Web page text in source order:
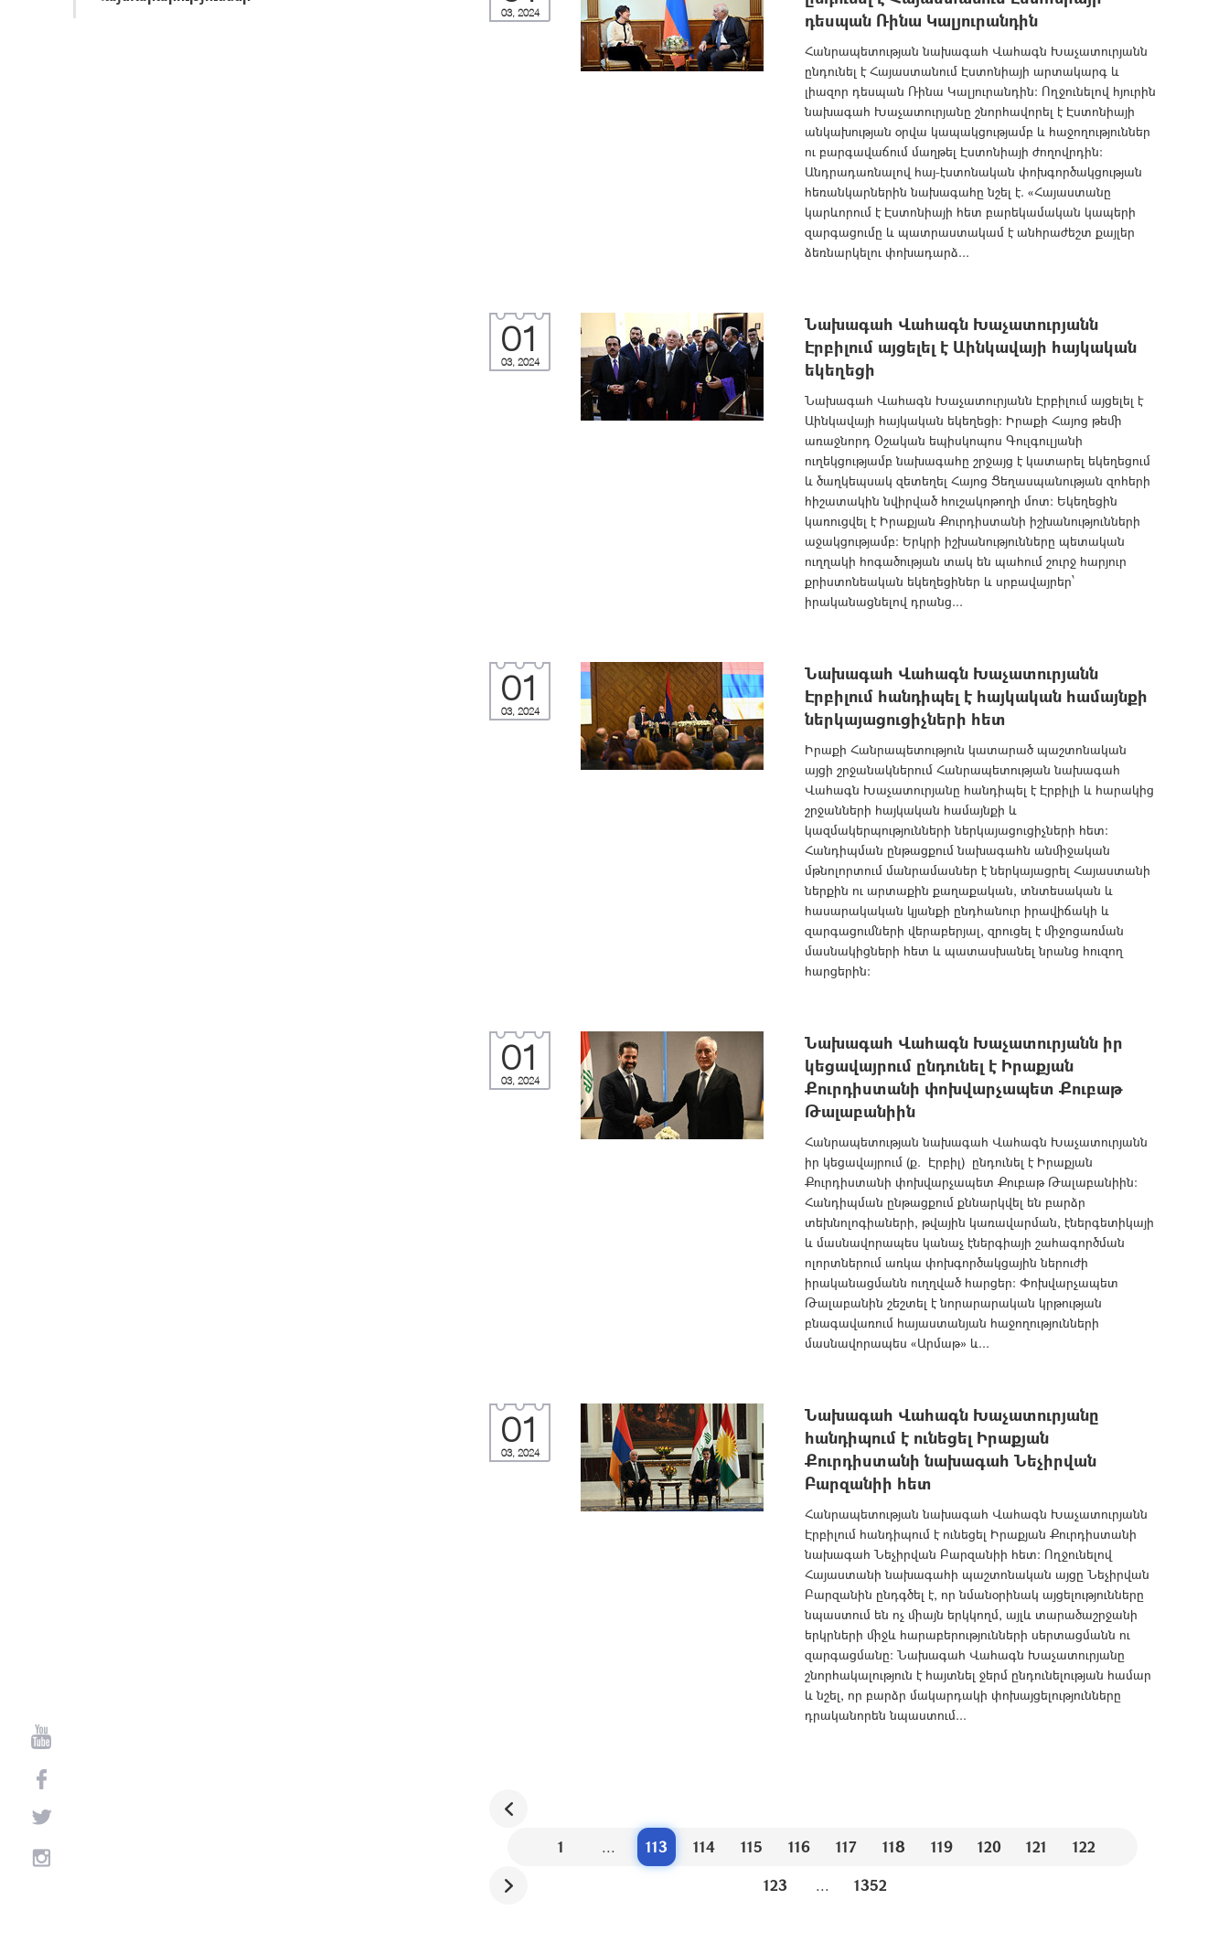
03, 2024
դեսպան Ռինա Կալյուրանդին
Հանրապետության նախագահ Վահագն Խաչատուրյանն
ընդունել է Հայաստանում Էստոնիայի արտակարգ և
լիազոր դեսպան Ռինա Կալյուրանդին: Ողջունելով հյուրին
նախագահ Խաչատուրյանը շնորհավորել է Էստոնիայի
անկախության օրվա կապակցությամբ և հաջողություններ
ու բարգավաճում մաղթել Էստոնիայի ժողովրդին:
Անդրադառնալով հայ-էստոնական փոխգործակցության
հեռանկարներին նախագահը նշել է. «Հայաստանը
կարևորում է Էստոնիայի հետ բարեկամական կապերի
զարգացումը և պատրաստակամ է անհրաժեշտ քայլեր
ձեռնարկելու փոխադարձ...
01
03, 2024
Նախագահ Վահագն Խաչատուրյանն
Էրբիլում այցելել է Աինկավայի հայկական
եկեղեցի
Նախագահ Վահագն Խաչատուրյանն Էրբիլում այցելել է
Աինկավայի հայկական եկեղեցի: Իրաքի Հայոց թեմի
առաջնորդ Օշական եպիսկոպոս Գուլգուլյանի
ուղեկցությամբ նախագահը շրջայց է կատարել եկեղեցում
և ծաղկեպսակ զետեղել Հայոց Ցեղասպանության զոհերի
հիշատակին նվիրված հուշակոթողի մոտ։ Եկեղեցին
կառուցվել է Իրաքյան Քուրդիստանի իշխանությունների
աջակցությամբ: Երկրի իշխանությունները պետական
ուղղակի հոգածության տակ են պահում շուրջ հարյուր
քրիստոնեական եկեղեցիներ և սրբավայրեր՝
իրականացնելով դրանց...
01
03, 2024
Նախագահ Վահագն Խաչատուրյանն
Էրբիլում հանդիպել է հայկական համայնքի
ներկայացուցիչների հետ
Իրաքի Հանրապետություն կատարած պաշտոնական
այցի շրջանակներում Հանրապետության նախագահ
Վահագն Խաչատուրյանը հանդիպել է Էրբիլի և հարակից
շրջանների հայկական համայնքի և
կազմակերպությունների ներկայացուցիչների հետ։
Հանդիպման ընթացքում նախագահն անմիջական
մթնոլորտում մանրամասներ է ներկայացրել Հայաստանի
ներքին ու արտաքին քաղաքական, տնտեսական և
հասարակական կյանքի ընդհանուր իրավիճակի և
զարգացումների վերաբերյալ, զրուցել է միջոցառման
մասնակիցների հետ և պատասխանել նրանց հուզող
հարցերին։
01
03, 2024
Նախագահ Վահագն Խաչատուրյանն իր
կեցավայրում ընդունել է Իրաքյան
Քուրդիստանի փոխվարչապետ Քուբաթ
Թալաբանիին
Հանրապետության նախագահ Վահագն Խաչատուրյանն
իր կեցավայրում (ք. Էրբիլ) ընդունել է Իրաքյան
Քուրդիստանի փոխվարչապետ Քուբաթ Թալաբանիին:
Հանդիպման ընթացքում քննարկվել են բարձր
տեխնոլոգիաների, թվային կառավարման, էներգետիկայի
և մասնավորապես կանաչ էներգիայի շահագործման
ոլորտներում առկա փոխգործակցային ներուժի
իրականացմանն ուղղված հարցեր։ Փոխվարչապետ
Թալաբանին շեշտել է նորարարական կրթության
բնագավառում հայաստանյան հաջողությունների
մասնավորապես «Արմաթ» և...
01
03, 2024
Նախագահ Վահագն Խաչատուրյանը
հանդիպում է ունեցել Իրաքյան
Քուրդիստանի նախագահ Նեչիրվան
Բարզանիի հետ
Հանրապետության նախագահ Վահագն Խաչատուրյանն
Էրբիլում հանդիպում է ունեցել Իրաքյան Քուրդիստանի
նախագահ Նեչիրվան Բարզանիի հետ։ Ողջունելով
Հայաստանի նախագահի պաշտոնական այցը Նեչիրվան
Բարզանին ընդգծել է, որ նմանօրինակ այցելությունները
նպաստում են ոչ միայն երկկողմ, այլև տարածաշրջանի
երկրների միջև հարաբերությունների սերտացմանն ու
զարգացմանը։ Նախագահ Վահագն Խաչատուրյանը
շնորհակալություն է հայտնել ջերմ ընդունելության համար
և նշել, որ բարձր մակարդակի փոխայցելությունները
դրականորեն նպաստում...
1 ... 113 114 115 116 117 118 119 120 121
122
123
... 1352